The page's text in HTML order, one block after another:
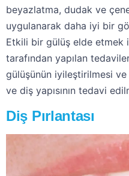
beyazlatma, dudak ve
uygulanarak daha iyi bir
Etkili bir gülüş elde etmek
tarafından yapılan
gülüşünün iyileştirilmesi
ve diş yapısının tedavi
Diş Pırlantası